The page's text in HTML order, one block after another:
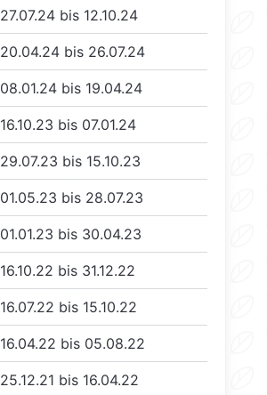
27.07.24 bis 12.10.24
20.04.24 bis 26.07.24
08.01.24 bis 19.04.24
16.10.23 bis 07.01.24
29.07.23 bis 15.10.23
01.05.23 bis 28.07.23
01.01.23 bis 30.04.23
16.10.22 bis 31.12.22
16.07.22 bis 15.10.22
16.04.22 bis 05.08.22
25.12.21 bis 16.04.22